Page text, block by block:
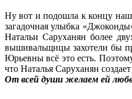
Ну вот и подошла к концу
загадочная улыбка
Натальи Саруханян более
вышивальщицы захотели бы
Юрьевны всё это есть.
что Наталья Саруханян
От всей души желаем ей